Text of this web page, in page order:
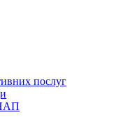
послуг